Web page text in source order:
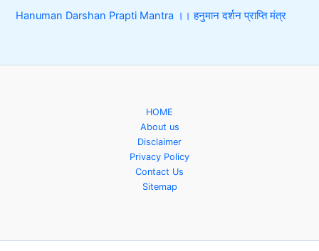
Hanuman Darshan Prapti Mantra ।। हनुमान दर्शन प्राप्ति मंत्र
HOME
About us
Disclaimer
Privacy Policy
Contact Us
Sitemap